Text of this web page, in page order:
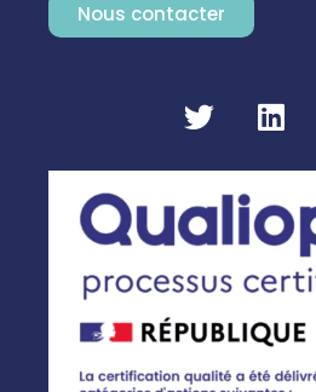
Nous contacter